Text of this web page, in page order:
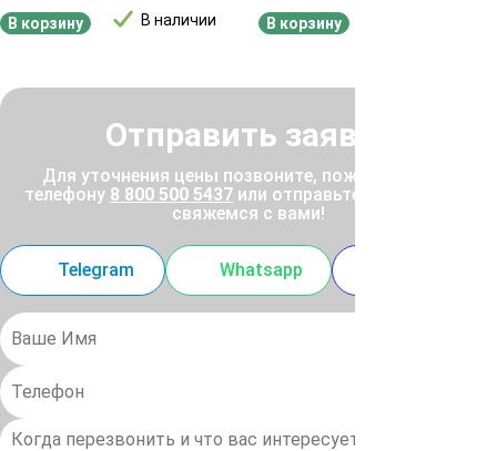
В наличии
В корзину В корзину
Отправить заявку
Для уточнения цены позвоните, пожалуйста, по
телефону 8 800 500 5437 или отправьте заявку, и мы
свяжемся с вами!
Telegram Whatsapp